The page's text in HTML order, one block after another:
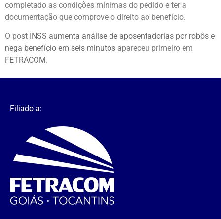
completado as condições mínimas do pedido e ter a
documentação que comprove o direito ao benefício.
O post INSS aumenta análise de aposentadorias por robôs e
nega benefício em seis minutos apareceu primeiro em
FETRACOM.
Filiado a: